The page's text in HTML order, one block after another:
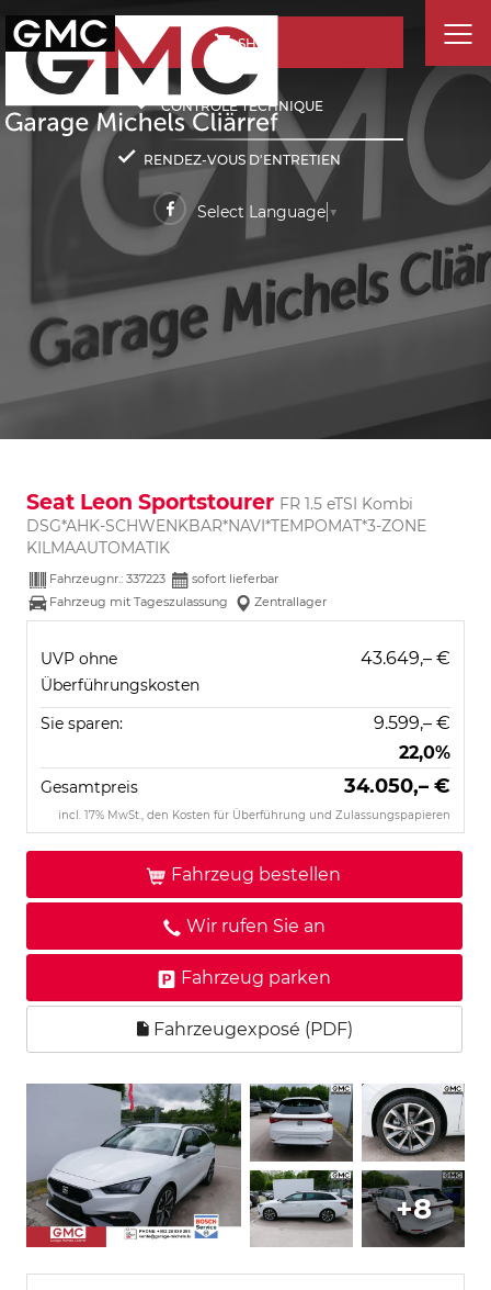
SHOP
CONTRÔLE TECHNIQUE
RENDEZ-VOUS D'ENTRETIEN
Select Language ▼
Seat Leon Sportstourer FR 1.5 eTSI Kombi
DSG*AHK-SCHWENKBAR*NAVI*TEMPOMAT*3-ZONE
KILMAAUTOMATIK
Fahrzeugnr.: 337223
sofort lieferbar
Fahrzeug mit Tageszulassung
Zentrallager
UVP ohne
Überführungskosten
43.649,– €
Sie sparen:
9.599,– €
22,0%
Gesamtpreis 34.050,– €
incl. 17% MwSt., den Kosten für Überführung und Zulassungspapieren
Fahrzeug bestellen
Wir rufen Sie an
Fahrzeug parken
Fahrzeugexposé (PDF)
+8